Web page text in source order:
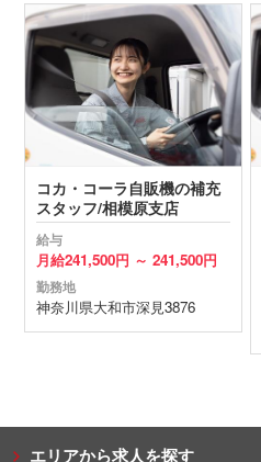
コカ・コーラ自販機の補充
スタッフ/相模原支店
給与
月給241,500円 ～ 241,500円
勤務地
神奈川県大和市深見3876
エリアから求人を探す